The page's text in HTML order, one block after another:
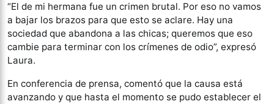
“El de mi hermana fue un crimen brutal. Por eso no vamos
a bajar los brazos para que esto se aclare. Hay una
sociedad que abandona a las chicas; queremos que eso
cambie para terminar con los crímenes de odio”, expresó
Laura.
En conferencia de prensa, comentó que la causa está
avanzando y que hasta el momento se pudo establecer el